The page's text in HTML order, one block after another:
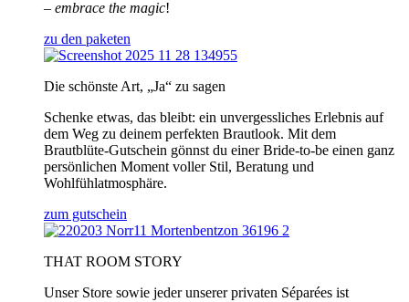
– embrace the magic!
zu den paketen
Die schönste Art, „Ja“ zu sagen
Schenke etwas, das bleibt: ein unvergessliches Erlebnis auf
dem Weg zu deinem perfekten Brautlook. Mit dem
Brautblüte-Gutschein gönnst du einer Bride-to-be einen ganz
persönlichen Moment voller Stil, Beratung und
Wohlfühlatmosphäre.
zum gutschein
THAT ROOM STORY
Unser Store sowie jeder unserer privaten Séparées ist